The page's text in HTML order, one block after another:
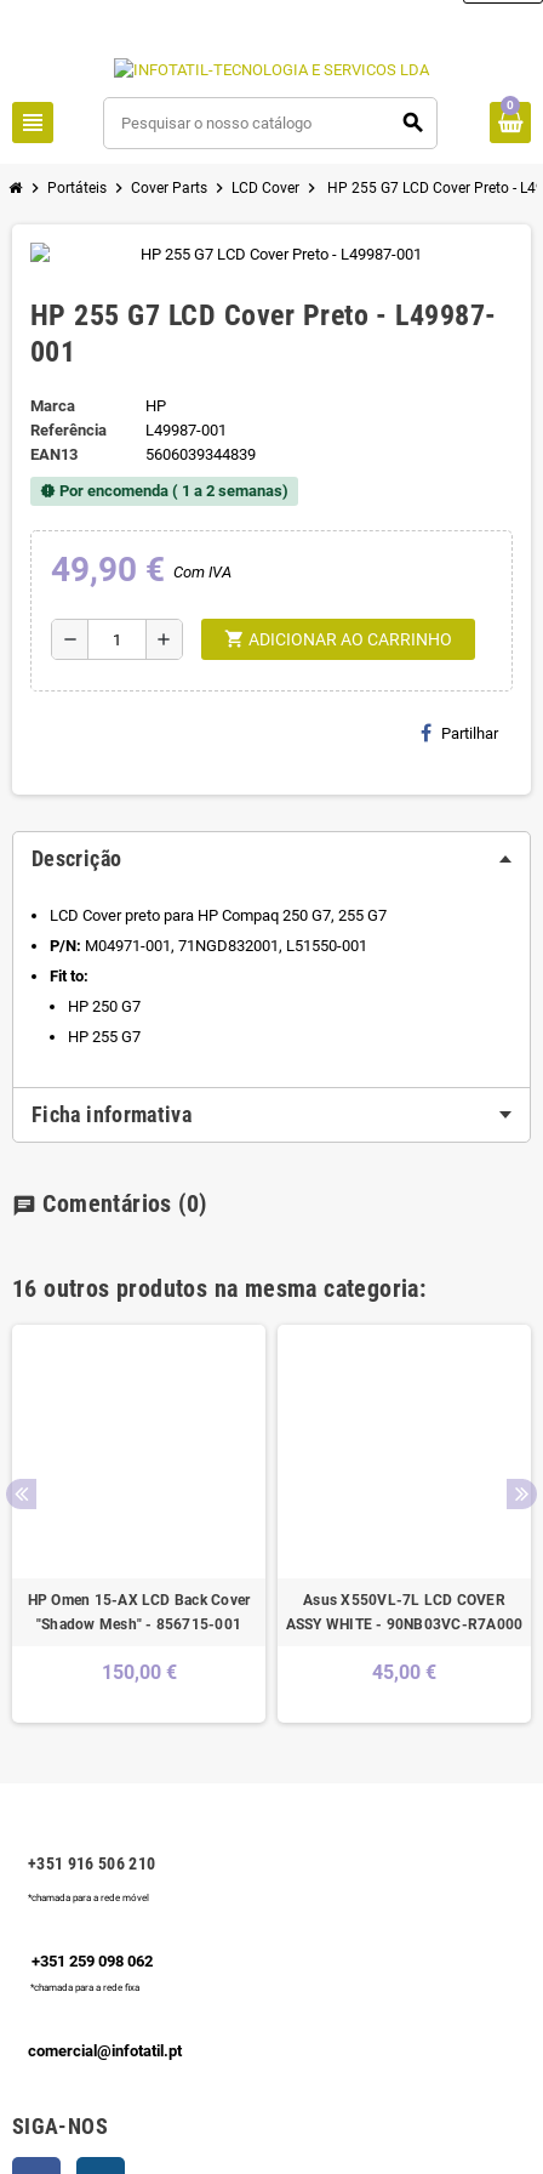
view_headline search
0
chevron_right Portáteis chevron_right Cover Parts chevron_right LCD Cover chevron_right HP 255 G7 LCD Cover Preto -
HP 255 G7 LCD Cover Preto - L49987-
001
Marca
HP
Referência
L49987-001
EAN13
5606039344839
new_releases Por encomenda ( 1 a 2 semanas)
49,90 € Com IVA
remove add shopping_cart ADICIONAR AO CARRINHO
Partilhar
Descrição
LCD Cover preto para HP Compaq 250 G7, 255 G7
P/N: M04971-001, 71NGD832001, L51550-001
Fit to:
HP 250 G7
HP 255 G7
Ficha informativa
chat Comentários (0)
16 outros produtos na mesma categoria:
HP Omen 15-AX LCD Back Cover
"Shadow Mesh" - 856715-001
150,00 €
Asus X550VL-7L LCD COVER
ASSY WHITE - 90NB03VC-R7A000
45,00 €
+351 916 506 210
*chamada para a rede móvel
+351 259 098 062
*chamada para a rede fixa
comercial@infotatil.pt
SIGA-NOS